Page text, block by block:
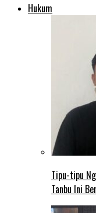
Hukum
Tipu-tipu
Tanbu Ini